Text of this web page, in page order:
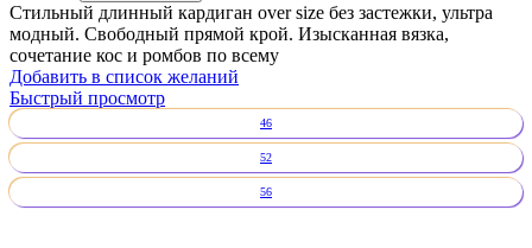
Стильный длинный кардиган over size без застежки, ультра
модный. Свободный прямой крой. Изысканная вязка,
сочетание кос и ромбов по всему
Добавить в список желаний
Быстрый просмотр
46
52
56